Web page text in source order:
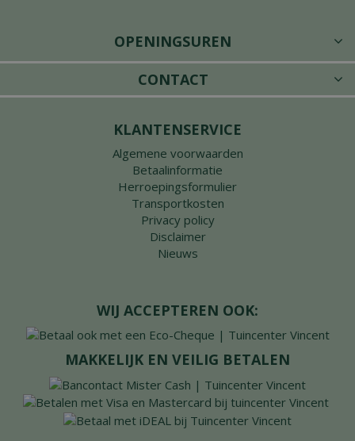
OPENINGSUREN
CONTACT
KLANTENSERVICE
Algemene voorwaarden
Betaalinformatie
Herroepingsformulier
Transportkosten
Privacy policy
Disclaimer
Nieuws
WIJ ACCEPTEREN OOK:
MAKKELIJK EN VEILIG BETALEN